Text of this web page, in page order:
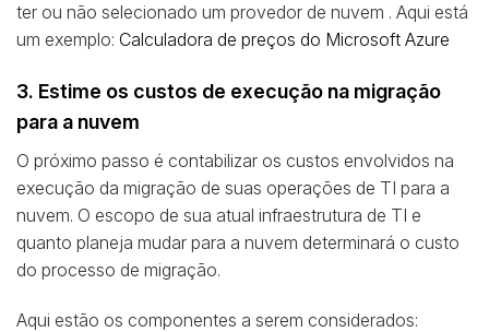
ter ou não selecionado um provedor de nuvem . Aqui está
um exemplo: Calculadora de preços do Microsoft Azure
3. Estime os custos de execução na migração
para a nuvem
O próximo passo é contabilizar os custos envolvidos na
execução da migração de suas operações de TI para a
nuvem. O escopo de sua atual infraestrutura de TI e
quanto planeja mudar para a nuvem determinará o custo
do processo de migração.
Aqui estão os componentes a serem considerados: